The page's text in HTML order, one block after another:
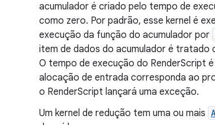
acumulador é criado pelo tempo de
como zero. Por padrão, esse kernel é
execução da função do acumulador por
item de dados do acumulador é tratado
O tempo de execução do RenderScript
alocação de entrada corresponda ao
o RenderScript lançará uma exceção.
Um kernel de redução tem uma ou mais